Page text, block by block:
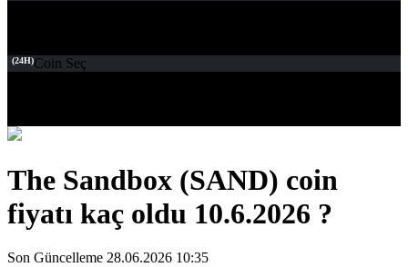
(24H)Coin Seç
The Sandbox (SAND) coin
fiyatı kaç oldu 10.6.2026 ?
Son Güncelleme 28.06.2026 10:35